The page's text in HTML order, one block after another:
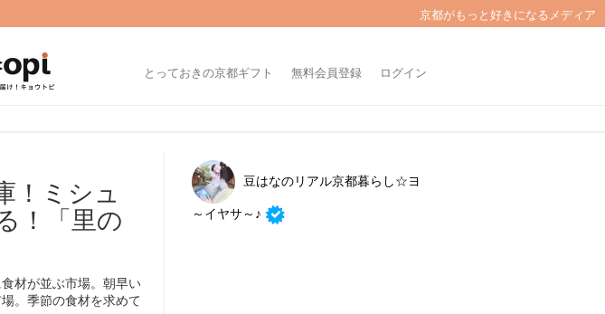
京都がもっと好きになるメディア
とっておきの京都ギフト 無料会員登録 ログイン
！ミシュ
！「里の
材が並ぶ市場。朝早い
。季節の食材を求めて
豆はなのリアル京都暮らし☆ヨ
～イヤサ～♪